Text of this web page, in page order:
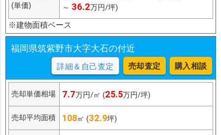
(単価)
～ 36.2万円/坪)
※建物面積ベース
福岡県筑紫野市大字大石の付近
詳細＆自己査定 売却査定 購入相談
売却単価相場 7.7万円/㎡ (25.5万円/坪)
売却平均面積 108㎡ (32.9坪)